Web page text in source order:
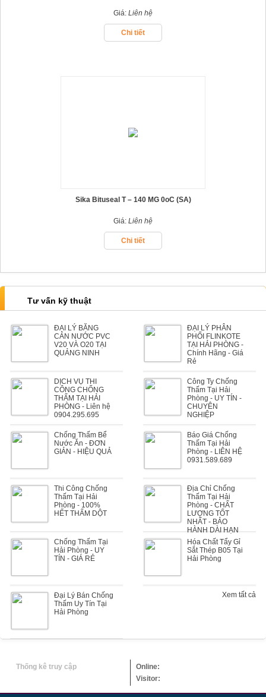
Giá: Liên hệ
Chi tiết
Sika Bituseal T – 140 MG 0oC (SA)
Giá: Liên hệ
Chi tiết
Tư vấn kỹ thuật
ĐẠI LÝ BĂNG
CẢN NƯỚC PVC
V20 VÀ O20 TẠI
QUẢNG NINH
ĐẠI LÝ PHÂN
PHỐI FLINKOTE
TẠI HẢI PHÒNG -
Chính Hãng - Giá
Rẻ
DỊCH VỤ THI
CÔNG CHỐNG
THẤM TẠI HẢI
PHÒNG - Liên hệ
0904.295.695
Công Ty Chống
Thấm Tại Hải
Phòng - UY TÍN -
CHUYÊN
NGHIỆP
Chống Thấm Bể
Nước Ăn - ĐƠN
GIẢN - HIỆU QUẢ
Báo Giá Chống
Thấm Tại Hải
Phòng - LIÊN HỆ
0931.589.689
Thi Công Chống
Thấm Tại Hải
Phòng - 100%
HẾT THẤM DỘT
Địa Chỉ Chống
Thấm Tại Hải
Phòng - CHẤT
LƯỢNG TỐT
NHẤT - BẢO
HÀNH DÀI HẠN
Chống Thấm Tại
Hải Phòng - UY
TÍN - GIÁ RẺ
Hóa Chất Tẩy Gỉ
Sắt Thép B05 Tại
Hải Phòng
Đại Lý Bán Chống
Thấm Uy Tín Tại
Hải Phòng
Xem tất cả
Thống kê truy cập
Online:
Visitor: